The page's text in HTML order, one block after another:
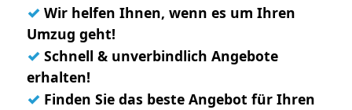
✓ Wir helfen Ihnen, wenn es um Ihren
Umzug geht!
✓ Schnell & unverbindlich Angebote
erhalten!
✓ Finden Sie das beste Angebot für Ihren